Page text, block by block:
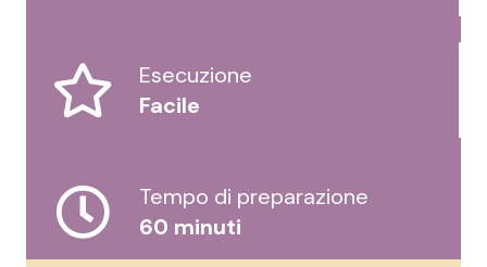
Esecuzione
Facile
Tempo di preparazione
60 minuti